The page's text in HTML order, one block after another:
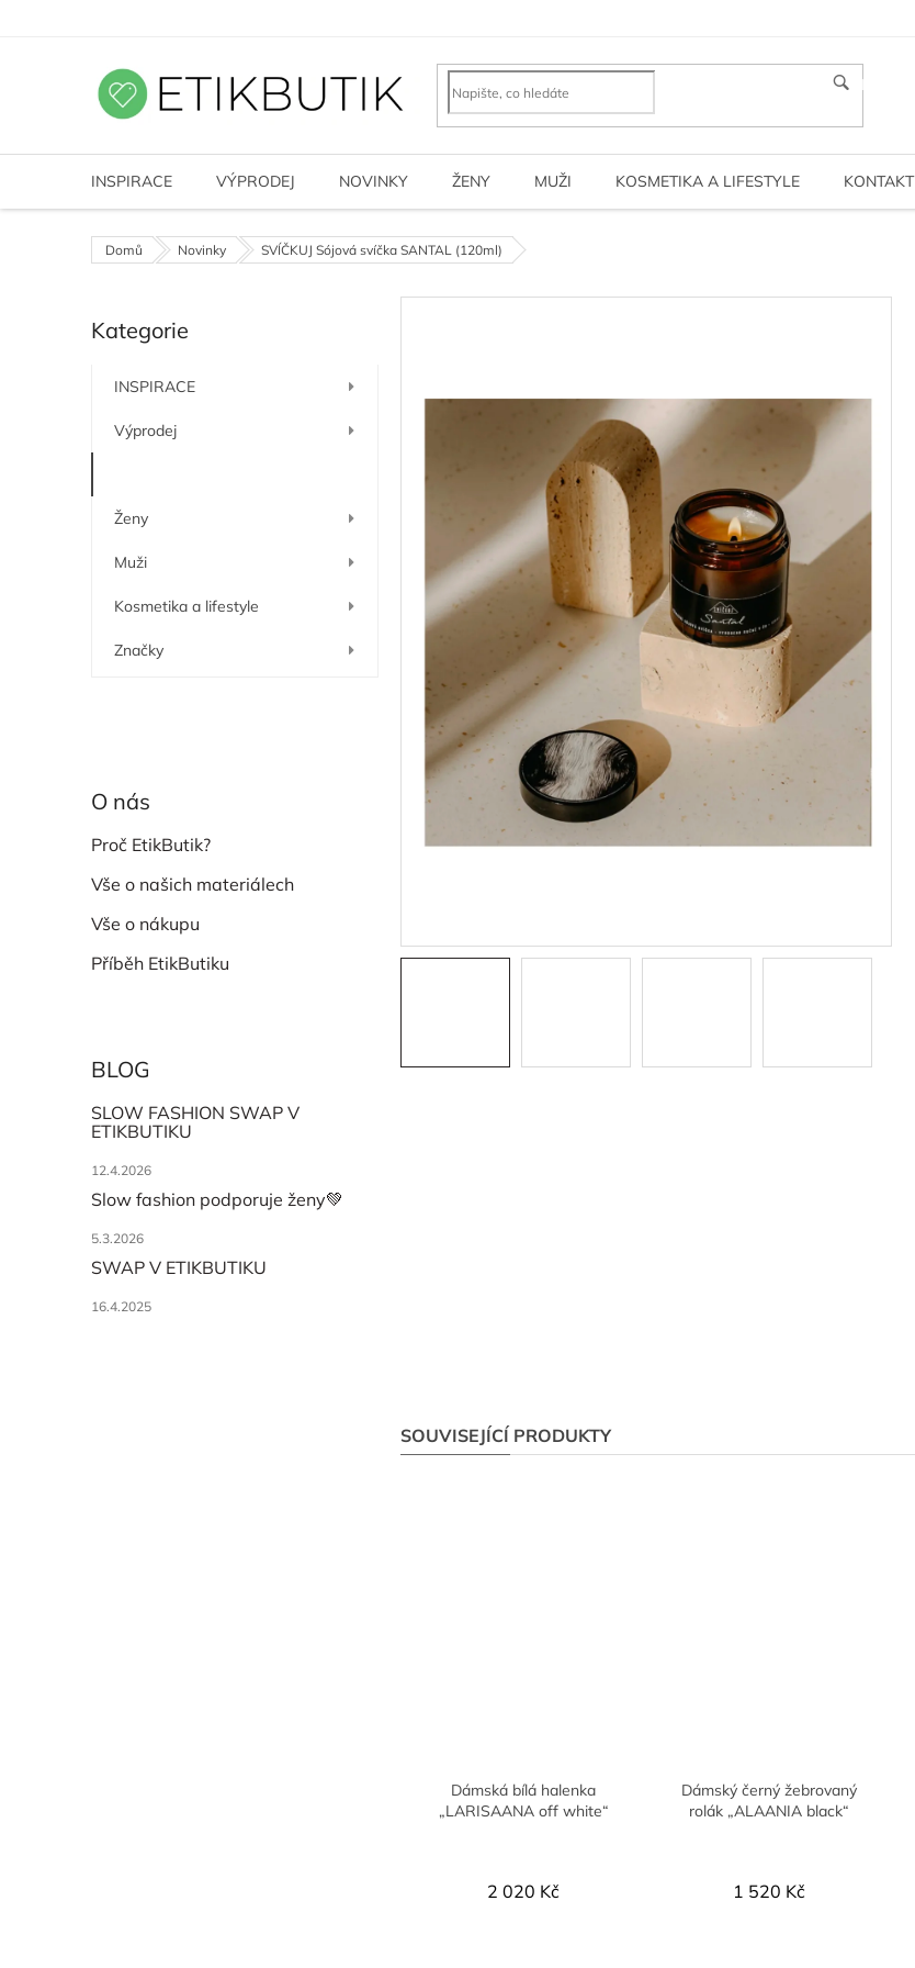
HLEDAT
INSPIRACE VÝPRODEJ NOVINKY ŽENY MUŽI KOSMETIKA A LIFESTYLE KONTAKT
Domů Novinky SVÍČKUJ Sójová svíčka SANTAL (120ml)
o
n
í
Přeskočit
kategorie
Kategorie
INSPIRACE
Výprodej
Ženy
Muži
Kosmetika a lifestyle
Značky
O nás
Proč EtikButik?
Vše o našich materiálech
Vše o nákupu
Příběh EtikButiku
BLOG
SLOW FASHION SWAP V
ETIKBUTIKU
12.4.2026
Slow fashion podporuje ženy💚
5.3.2026
SWAP V ETIKBUTIKU
16.4.2025
SOUVISEJÍCÍ PRODUKTY
Dámská bílá halenka
„LARISAANA off white“
2 020 Kč
Dámský černý žebrovaný
rolák „ALAANIA black“
1 520 Kč